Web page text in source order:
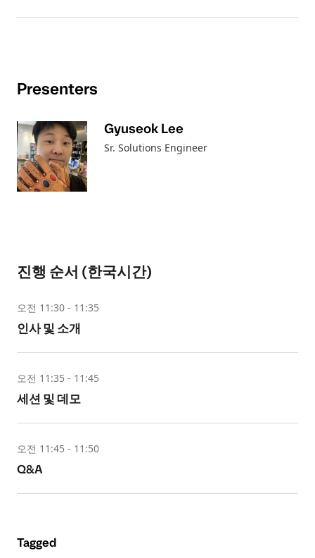
진행 순서 (한국시간)
오전 11:30 - 11:35
인사 및 소개
오전 11:35 - 11:45
세션 및 데모
오전 11:45 - 11:50
Q&A
Tagged
Presenters
Gyuseok Lee
Sr. Solutions Engineer